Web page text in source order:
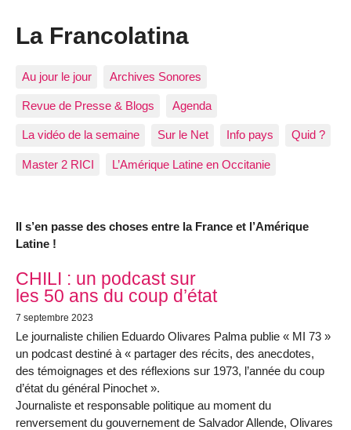
La Francolatina
Au jour le jour Archives Sonores
Revue de Presse & Blogs Agenda
La vidéo de la semaine Sur le Net Info pays Quid ?
Master 2 RICI L’Amérique Latine en Occitanie
Il s’en passe des choses entre la France et l’Amérique
Latine !
Articles les plus récents
CHILI : un podcast sur
les 50 ans du coup d’état
7 septembre 2023
Le journaliste chilien Eduardo Olivares Palma publie « MI 73 »
un podcast destiné à « partager des récits, des anecdotes,
des témoignages et des réflexions sur 1973, l’année du coup
d’état du général Pinochet ».
Journaliste et responsable politique au moment du
renversement du gouvernement de Salvador Allende, Olivares